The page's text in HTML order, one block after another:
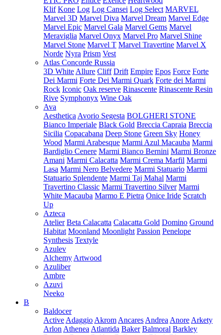
Klif Kone Log Log Cansei Log Select MARVEL
Marvel 3D Marvel Diva Marvel Dream Marvel Edge
Marvel Epic Marvel Gala Marvel Gems Marvel
Meraviglia Marvel Onyx Marvel Pro Marvel Shine
Marvel Stone Marvel T Marvel Travertine Marvel X
Norde Nyra Prism Vest
Atlas Concorde Russia
3D White Allure Cliff Drift Empire Epos Force Forte
Dei Marmi Forte Dei Marmi Quark Forte dei Marmi
Rock Iconic Oak reserve Rinascente Rinascente Resin
Rive Symphonyx Wine Oak
Ava
Aesthetica Avorio Segesta BOLGHERI STONE
Bianco Imperiale Black Gold Breccia Capraia Breccia
Sicilia Copacabana Deep Stone Green Sky Honey
Wood Marmi Arabesque Marmi Azul Macauba Marmi
Bardiglio Cenere Marmi Bianco Bernini Marmi Bronze
Amani Marmi Calacatta Marmi Crema Marfil Marmi
Lasa Marmi Nero Belvedere Marmi Statuario Marmi
Statuario Splendente Marmi Taj Mahal Marmi
Travertino Classic Marmi Travertino Silver Marmi
White Macauba Marmo E Pietra Onice Iride Scratch
Up
Azteca
Atelier Beta Calacatta Calacatta Gold Domino Ground
Habitat Moonland Moonlight Passion Penelope
Synthesis Textyle
Azulev
Alchemy Artwood
Azuliber
Ambre
Azuvi
Neeko
B
Baldocer
Active Adaggio Akrom Ancares Andrea Anore Arkety
Arlon Athenea Atlantida Baker Balmoral Barkley